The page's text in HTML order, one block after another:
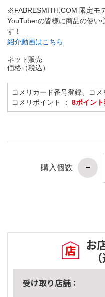
※FABRESMITH.COM 限定モ
YouTuberの皆様に商品の使い
す！
紹介動画はこちら
ネット販売
価格（税込）
コメリカード番号登録、コ
コメリポイント ： 8ポイン
購入個数
お
受け取り店舗：